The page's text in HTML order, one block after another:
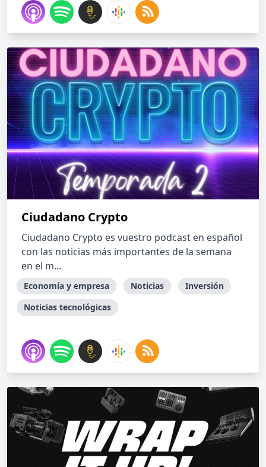
Ciudadano Crypto
Ciudadano Crypto es vuestro podcast en español
con las noticias más importantes de la semana
en el m...
Economía y empresa Noticias
Inversión
Noticias tecnológicas